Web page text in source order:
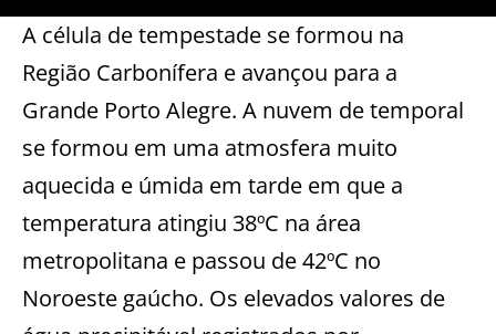
A célula de tempestade se formou na
Região Carbonífera e avançou para a
Grande Porto Alegre. A nuvem de temporal
se formou em uma atmosfera muito
aquecida e úmida em tarde em que a
temperatura atingiu 38ºC na área
metropolitana e passou de 42ºC no
Noroeste gaúcho. Os elevados valores de